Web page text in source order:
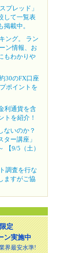
プレッド」
して一覧表
載中。
ング。 ラン
ン情報、お
もわかりや
30のFX口座
ポイントを
利通貨を含
トを紹介！
ないのか？
ー講座」
【9/5（土）
調査を行な
ますがご協
定
ン実施中
界最安水準!